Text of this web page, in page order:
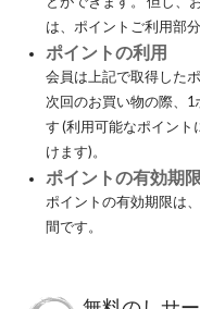
は、ポイントご利用部
ポイントの利用
会員は上記で取得した
次回のお買い物の際、
す (利用可能なポイン
けます)。
ポイントの有効期限
ポイントの有効期限は
間です。